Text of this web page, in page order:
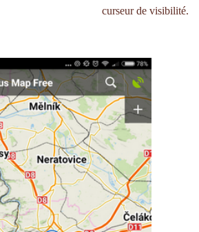
curseur de visibilité.